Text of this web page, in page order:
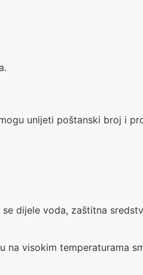
unijeti poštanski broj i
dijele voda, zaštitna
visokim temperaturama